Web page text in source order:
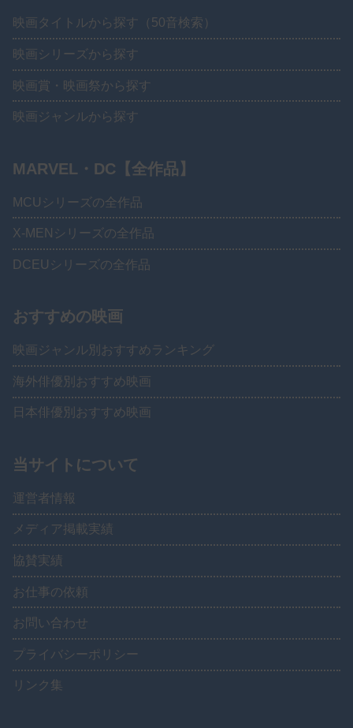
映画タイトルから探す（50音検索）
映画シリーズから探す
映画賞・映画祭から探す
映画ジャンルから探す
MARVEL・DC【全作品】
MCUシリーズの全作品
X-MENシリーズの全作品
DCEUシリーズの全作品
おすすめの映画
映画ジャンル別おすすめランキング
海外俳優別おすすめ映画
日本俳優別おすすめ映画
当サイトについて
運営者情報
メディア掲載実績
協賛実績
お仕事の依頼
お問い合わせ
プライバシーポリシー
リンク集